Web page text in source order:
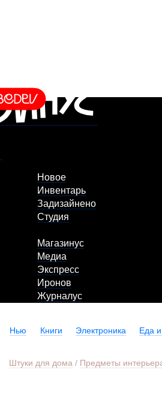
Новое
Инвентарь
Задизайнено
Студия
Магазинус
Медиа
Экспресс
Иронов
Журналус
Нью Книги Электроника Еда
Штуки для дома / Предметы